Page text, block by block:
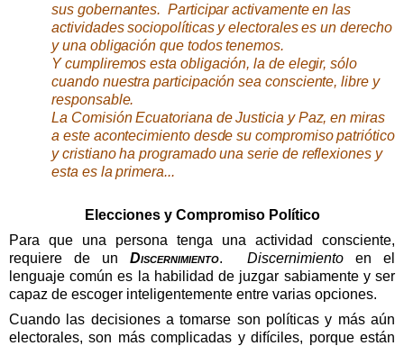
sus gobernantes. Participar activamente en las
actividades sociopolíticas y electorales es un derecho
y una obligación que todos tenemos.
Y cumpliremos esta obligación, la de elegir, sólo
cuando nuestra participación sea consciente, libre y
responsable.
La Comisión Ecuatoriana de Justicia y Paz, en miras
a este acontecimiento desde su compromiso patriótico
y cristiano ha programado una serie de reflexiones y
esta es la primera...
Elecciones y Compromiso Político
Para que una persona tenga una actividad consciente,
requiere de unDiscernimiento. Discernimientoen el
lenguaje común es la habilidad de juzgar sabiamente y ser
capaz de escoger inteligentemente entre varias opciones.
Cuando las decisiones a tomarse son políticas y más aún
electorales, son más complicadas y difíciles, porque están